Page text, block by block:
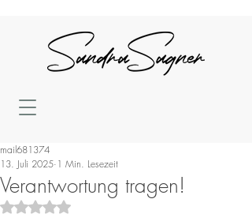
Verantwortung tragen!
mail681374
13. Juli 2025 1 Min. Lesezeit
Mit NaN von 5 Sternen bewertet.